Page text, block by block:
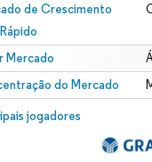
de Crescimento
Mercado
do Mercado
jogadores
© Mordor Intelligence. O
conforme CC BY 4.0.